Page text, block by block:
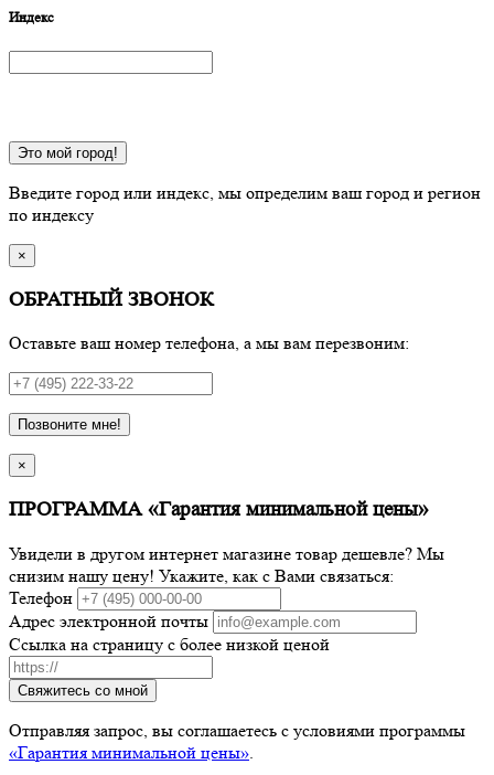
Индекс
Это мой город!
Введите город или индекс, мы определим ваш город и регион
по индексу
×
ОБРАТНЫЙ ЗВОНОК
Оставьте ваш номер телефона, а мы вам перезвоним:
Позвоните мне!
×
ПРОГРАММА «Гарантия минимальной цены»
Увидели в другом интернет магазине товар дешевле? Мы
снизим нашу цену! Укажите, как с Вами связаться:
Телефон
Адрес электронной почты
Ссылка на страницу с более низкой ценой
Свяжитесь со мной
Отправляя запрос, вы соглашаетесь с условиями программы
«Гарантия минимальной цены»